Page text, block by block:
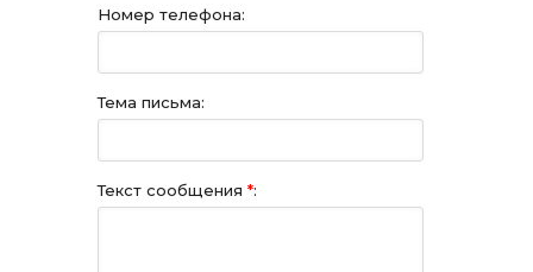
Номер телефона:
Тема письма:
Текст сообщения *: